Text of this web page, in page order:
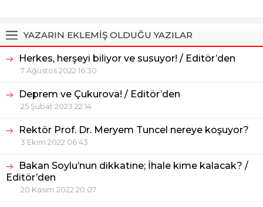
YAZARIN EKLEMİŞ OLDUĞU YAZILAR
Herkes, herşeyi biliyor ve susuyor! / Editör’den
7 Ağustos 2022 16:30
Deprem ve Çukurova! / Editör’den
25 Şubat 2023 22:14
Rektör Prof. Dr. Meryem Tuncel nereye koşuyor?
3 Ekim 2022 06:43
Bakan Soylu’nun dikkatine; İhale kime kalacak? /
Editör’den
20 Kasım 2022 20:07